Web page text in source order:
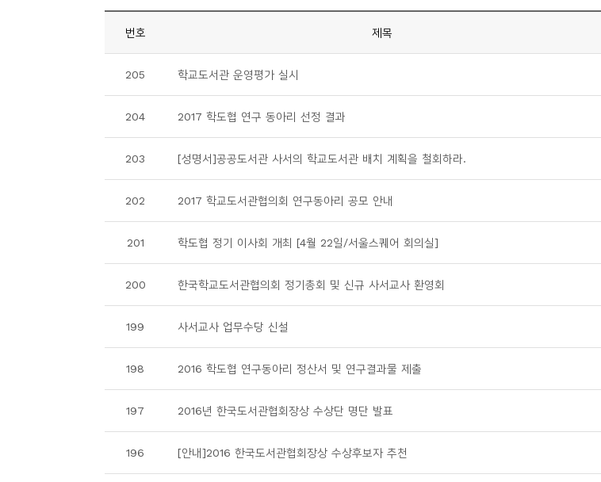
번호 제목
205 학교도서관 운영평가 실시
204 2017 학도협 연구 동아리 선정 결과
203 [성명서]공공도서관 사서의 학교도서관 배치 계획을 철회하라.
202 2017 학교도서관협의회 연구동아리 공모 안내
201 학도협 정기 이사회 개최 [4월 22일/서울스퀘어 회의실]
200 한국학교도서관협의회 정기총회 및 신규 사서교사 환영회
199 사서교사 업무수당 신설
198 2016 학도협 연구동아리 정산서 및 연구결과물 제출
197 2016년 한국도서관협회장상 수상단 명단 발표
196 [안내]2016 한국도서관협회장상 수상후보자 추천